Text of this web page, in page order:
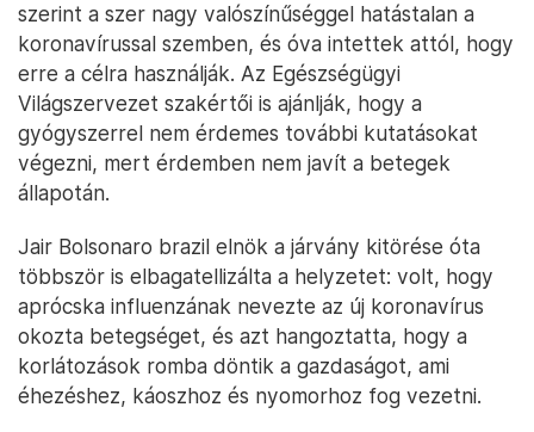
szerint a szer nagy valószínűséggel hatástalan a
koronavírussal szemben, és óva intettek attól, hogy
erre a célra használják. Az Egészségügyi
Világszervezet szakértői is ajánlják, hogy a
gyógyszerrel nem érdemes további kutatásokat
végezni, mert érdemben nem javít a betegek
állapotán.
Jair Bolsonaro brazil elnök a járvány kitörése óta
többször is elbagatellizálta a helyzetet: volt, hogy
aprócska influenzának nevezte az új koronavírus
okozta betegséget, és azt hangoztatta, hogy a
korlátozások romba döntik a gazdaságot, ami
éhezéshez, káoszhoz és nyomorhoz fog vezetni.